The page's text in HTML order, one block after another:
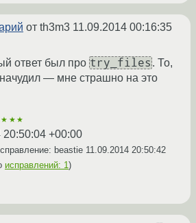
от th3m3 11.09.2014 00:16:35
ответ был про try_files . То,
начудил — мне страшно на это
20:50:04 +00:00
beastie 11.09.2014 20:50:42
исправлений: 1)